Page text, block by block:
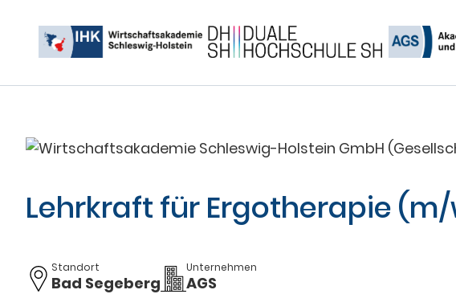
Lehrkraft für Ergotherapie
Standort
Bad Segeberg
Unternehmen
AGS